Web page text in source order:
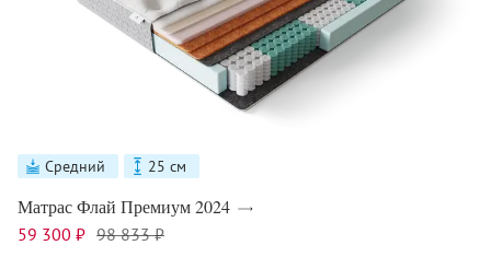
Средний 25 см
Матрас Флай Премиум 2024
59 300 ₽ 98 833 ₽